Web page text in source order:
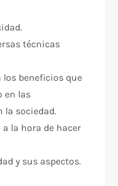
técnicas
beneficios que
en las
la sociedad.
la hora de hacer
y sus aspectos.